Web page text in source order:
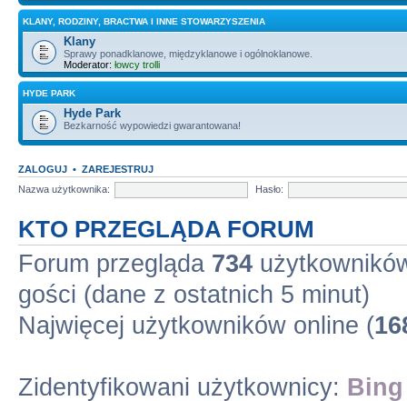
KLANY, RODZINY, BRACTWA I INNE STOWARZYSZENIA
Klany
Sprawy ponadklanowe, międzyklanowe i ogólnoklanowe.
Moderator: łowcy trolli
HYDE PARK
Hyde Park
Bezkarność wypowiedzi gwarantowana!
ZALOGUJ • ZAREJESTRUJ
Nazwa użytkownika:
Hasło:
KTO PRZEGLĄDA FORUM
Forum przegląda 734
gości (dane z ostatnich 5 minut)
Najwięcej użytkowników online (
Zidentyfikowani użytkownicy: